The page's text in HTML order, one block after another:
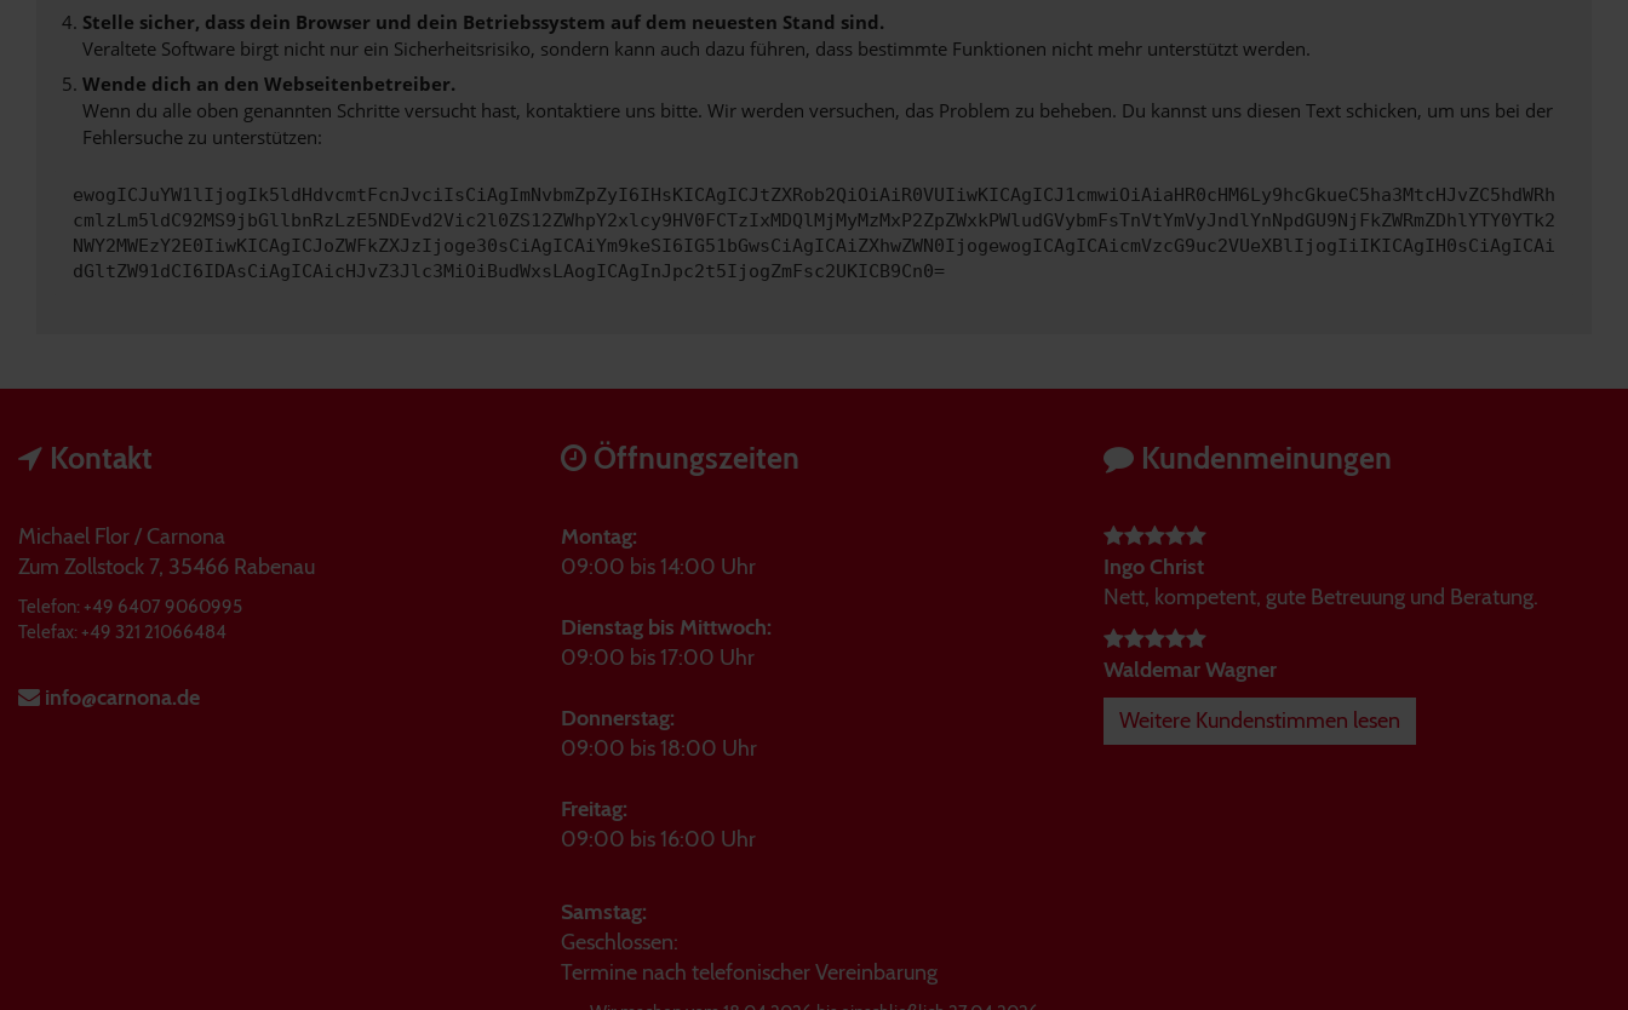
Stelle sicher, dass dein Browser und dein Betriebssystem auf dem neuesten Stand sind.
Veraltete Software birgt nicht nur ein Sicherheitsrisiko, sondern kann auch dazu führen, dass bestimmte Funktionen nicht mehr unterstützt werden.
Wende dich an den Webseitenbetreiber.
Wenn du alle oben genannten Schritte versucht hast, kontaktiere uns bitte. Wir werden versuchen, das Problem zu beheben. Du kannst uns diesen Text schicken, um uns bei der
Fehlersuche zu unterstützen:
ewogICJuYW1lIjogIk5ldHdvcmtFcnJvciIsCiAgImNvbmZpZyI6IHsKICAgICJtZXRob2QiOiAiR0VUIiwKICAgICJ1cmwiOiAiaHR0cHM6Ly9hcGkueC5ha3MtcHJvZC5hdWRh
cmlzLm5ldC92MS9jbGllbnRzLzE5NDEvd2Vic2l0ZS12ZWhpY2xlcy9HV0FCTzIxMDQlMjMyMzMxP2ZpZWxkPWludGVybmFsTnVtYmVyJndlYnNpdGU9NjFkZWRmZDhlYTY0YTk2
NWY2MWEzY2E0IiwKICAgICJoZWFkZXJzIjoge30sCiAgICAiYm9keSI6IG51bGwsCiAgICAiZXhwZWN0IjogewogICAgICAicmVzcG9uc2VUeXBlIjogIiIKICAgIH0sCiAgICAi
dGltZW91dCI6IDAsCiAgICAicHJvZ3Jlc3MiOiBudWxsLAogICAgInJpc2t5IjogZmFsc2UKICB9Cn0=
Kontakt
Michael Flor / Carnona
Zum Zollstock 7, 35466 Rabenau
Telefon: +49 6407 9060995
Telefax: +49 321 21066484
info@carnona.de
Öffnungszeiten
Montag:
09:00 bis 14:00 Uhr
Dienstag bis Mittwoch:
09:00 bis 17:00 Uhr
Donnerstag:
09:00 bis 18:00 Uhr
Freitag:
09:00 bis 16:00 Uhr
Samstag:
Geschlossen:
Termine nach telefonischer Vereinbarung
Kundenmeinungen
Ingo Christ
Nett, kompetent, gute Betreuung und Beratung.
Waldemar Wagner
Weitere Kundenstimmen lesen